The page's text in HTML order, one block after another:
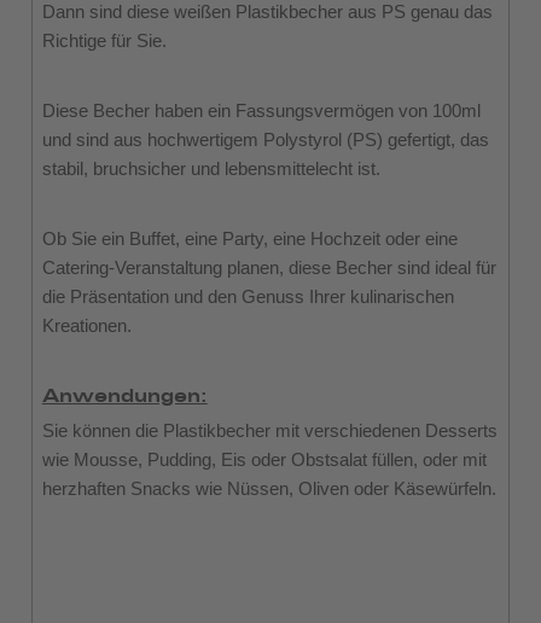
Dann sind diese weißen Plastikbecher aus PS genau das
Richtige für Sie.
Diese Becher haben ein Fassungsvermögen von 100ml
und sind aus hochwertigem Polystyrol (PS) gefertigt, das
stabil, bruchsicher und lebensmittelecht ist.
Ob Sie ein Buffet, eine Party, eine Hochzeit oder eine
Catering-Veranstaltung planen, diese Becher sind ideal für
die Präsentation und den Genuss Ihrer kulinarischen
Kreationen.
Anwendungen:
Sie können die Plastikbecher mit verschiedenen Desserts
wie Mousse, Pudding, Eis oder Obstsalat füllen, oder mit
herzhaften Snacks wie Nüssen, Oliven oder Käsewürfeln.